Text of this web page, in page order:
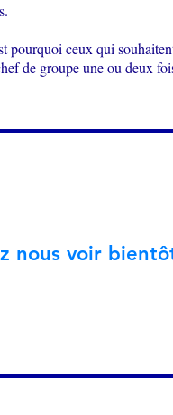
pourquoi ceux qui
de groupe une ou deux
nous voir